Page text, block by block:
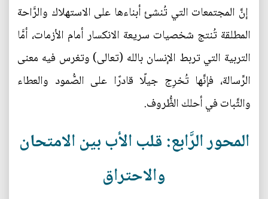
إنَّ المجتمعات التي تُنشئ أبناءها على الاستهلاك والرَّاحة
المطلقة تُنتج شخصيات سريعة الانكسار أمام الأزمات، أمَّا
التربية التي تربط الإنسان بالله (تعالى) وتغرس فيه معنى
الرِّسالة، فإنَّها تُخرِج جيلًا قادرًا على الصُّمود والعطاء
والثَّبات في أحلك الظُّروف.
المحور الرَّابع: قلب الأب بين الامتحان
والاحتراق